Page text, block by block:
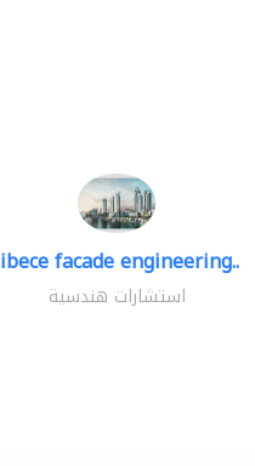
ibece facade engineering..
استشارات هندسية